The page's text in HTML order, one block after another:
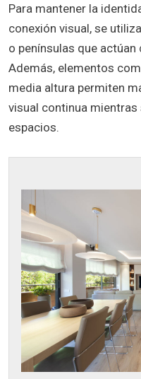
Para mantener la
conexión visual, se
o penínsulas que
Además, elementos
media altura permiten
visual continua
espacios.